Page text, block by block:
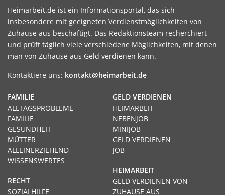
Heimarbeit.de ist ein Informationsportal, das sich
insbesondere mit geeigneten Verdienstmöglichkeiten von
Zuhause aus beschäftigt. Das Redaktionsteam recherchiert
und prüft täglich viele verschiedene Möglichkeiten, mit denen
man von Zuhause aus Geld verdienen kann.
Kontaktiere uns: kontakt@heimarbeit.de
GELD VERDIENEN
HEIMARBEIT
NEBENJOB
MINIJOB
GELD VERDIENEN
JOB
HEIMARBEIT
GELD VERDIENEN VON
ZUHAUSE AUS
FAMILIE
ALLTAGSPROBLEME
FAMILIE
GESUNDHEIT
MÜTTER
ALLEINERZIEHEND
WISSENSWERTES
RECHT
SOZIALHILFE